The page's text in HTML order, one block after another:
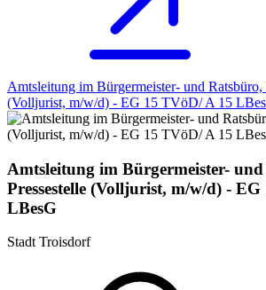
Amtsleitung im Bürgermeister- und Ratsbüro,
(Volljurist, m/w/d) - EG 15 TVöD/ A 15
Amtsleitung im Bürgermeister-
Pressestelle (Volljurist, m/w/d) -
LBesG
Stadt Troisdorf